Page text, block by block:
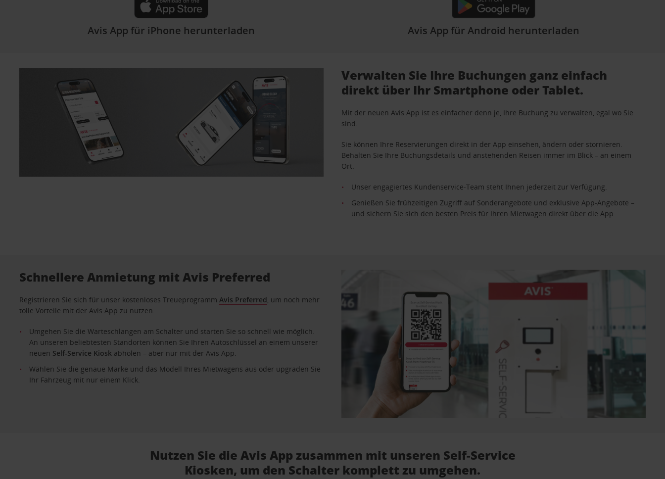
Avis App für iPhone herunterladen Avis App für Android herunterladen
Verwalten Sie Ihre Buchungen ganz einfach
direkt über Ihr Smartphone oder Tablet.
Mit der neuen Avis App ist es einfacher denn je, Ihre Buchung zu verwalten, egal wo Sie
sind.
Sie können Ihre Reservierungen direkt in der App einsehen, ändern oder stornieren.
Behalten Sie Ihre Buchungsdetails und anstehenden Reisen immer im Blick – an einem
Ort.
Unser engagiertes Kundenservice-Team steht Ihnen jederzeit zur Verfügung.
Genießen Sie frühzeitigen Zugriff auf Sonderangebote und exklusive App-Angebote –
und sichern Sie sich den besten Preis für Ihren Mietwagen direkt über die App.
Schnellere Anmietung mit Avis Preferred
Registrieren Sie sich für unser kostenloses Treueprogramm Avis Preferred, um noch mehr
tolle Vorteile mit der Avis App zu nutzen.
Umgehen Sie die Warteschlangen am Schalter und starten Sie so schnell wie möglich.
An unseren beliebtesten Standorten können Sie Ihren Autoschlüssel an einem unserer
neuen Self-Service Kioskabholen – aber nur mit der Avis App.
Wählen Sie die genaue Marke und das Modell Ihres Mietwagens aus oder upgraden Sie
Ihr Fahrzeug mit nur einem Klick.
Nutzen Sie die Avis App zusammen mit unseren Self-Service
Kiosken, um den Schalter komplett zu umgehen.